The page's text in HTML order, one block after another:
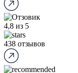
4,8 из 5
438 отзывов